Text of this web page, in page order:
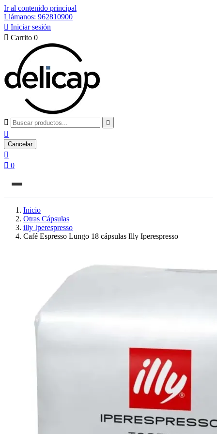
Ir al contenido principal
Llámanos: 962810900
 Iniciar sesión
 Carrito 0
 

Cancelar

 0
Inicio
Otras Cápsulas
illy Iperespresso
Café Espresso Lungo 18 cápsulas Illy Iperespresso